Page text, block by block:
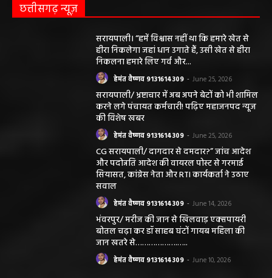
छत्तीसगढ़ न्यूज़
सरायपाली। “हमें विश्वास नहीं था कि हमारे खेत से
हीरा निकलेगा जहां धान उगाते हैं, उसी खेत से हीरा
निकलना हमारे लिए गर्व और...
हेमंत वैष्णव 9131614309 - June 25, 2026
सरायपाली/ भ्रष्टाचार में अब अपने बेटों को भी शामिल
करने लगे पंचायत कर्मचारी! पढ़िए महाजनपद न्यूज
की विशेष खबर
हेमंत वैष्णव 9131614309 - June 25, 2026
CG सरायपाली/ दागदार से दमदार?” जांच आदेश
और पदोन्नति आदेश की वायरल पोस्ट से गरमाई
सियासत, कांग्रेस नेता और RTI कार्यकर्ता ने उठाए
सवाल
हेमंत वैष्णव 9131614309 - June 14, 2026
भंवरपुर/ मरीज की जान से खिलवाड़ एक्सपायरी
बोतल चढ़ा कर डॉ साहब घंटों गायब महिला की
जान खतरे से……………….…..
हेमंत वैष्णव 9131614309 - June 10, 2026